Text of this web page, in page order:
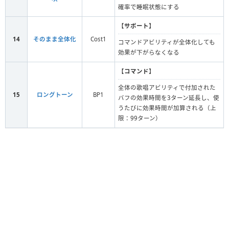
確率で睡眠状態にする
14 そのまま全体化 Cost1
【サポート】
コマンドアビリティが全体化しても
効果が下がらなくなる
15 ロングトーン BP1
【コマンド】
全体の歌唱アビリティで付加された
バフの効果時間を3ターン延長し、使
うたびに効果時間が加算される（上
限：99ターン）